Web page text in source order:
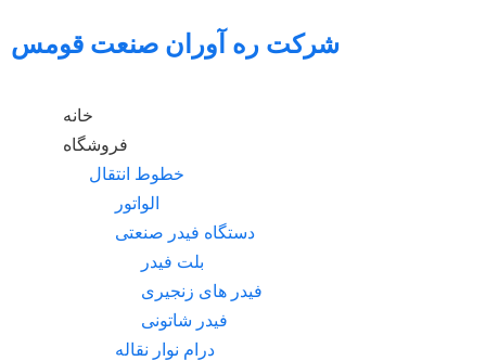
شرکت ره آوران صنعت قومس
خانه
فروشگاه
خطوط انتقال
الواتور
دستگاه فیدر صنعتی
بلت فیدر
فیدر های زنجیری
فیدر شاتونی
درام نوار نقاله